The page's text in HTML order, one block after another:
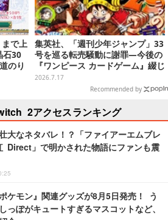
まで上
石30
のり
集英社、「週刊少年ジャンプ」33
号を巡る転売騒動に謝罪―今後の
『ワンピース カードゲーム』綴じ
込み付録も中止・見合わせへ
2026.7.17
Recommended by
2アクセスランキング
大なネタバレ！？「ファイアーエムブレ
Direct」で明かされた物語にファンも震
ケモン』関連グッズが8月5日発売！ う
っぽがキュートすぎるマスコットなど、